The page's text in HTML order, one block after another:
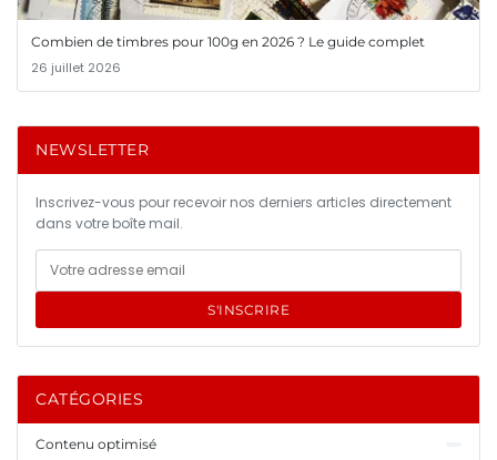
Combien de timbres pour 100g en 2026 ? Le guide complet
26 juillet 2026
NEWSLETTER
Inscrivez-vous pour recevoir nos derniers articles directement
dans votre boîte mail.
S'INSCRIRE
CATÉGORIES
Contenu optimisé